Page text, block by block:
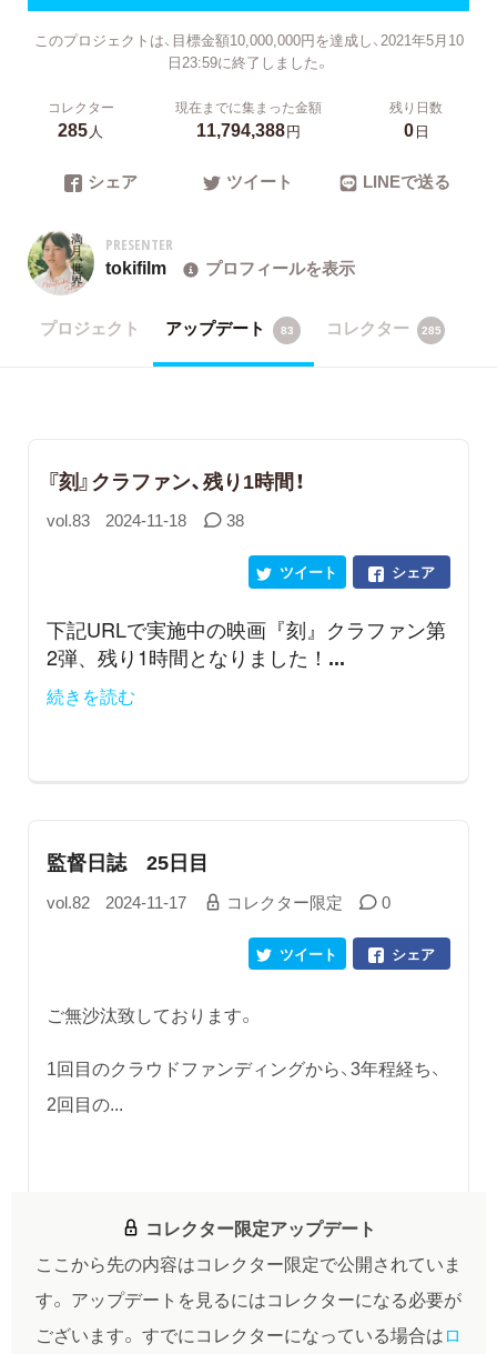
このプロジェクトは、目標金額10,000,000円を達成し、2021年5月10
日23:59に終了しました。
コレクター
285人
現在までに集まった金額
11,794,388円
残り日数
0日
シェア ツイート LINEで送る
PRESENTER
tokifilm プロフィールを表示
プロジェクト アップデート 83 コレクター 285
『刻』クラファン、残り1時間！
vol.83 2024-11-18 38
シェア
ツイート
下記URLで実施中の映画『刻』クラファン第
2弾、残り1時間となりました！ ...
続きを読む
監督日誌 25日目
vol.82 2024-11-17 コレクター限定 0
シェア
ツイート
ご無沙汰致しております。
1回目のクラウドファンディングから、3年程経ち、
2回目の...
コレクター限定アップデート
ここから先の内容はコレクター限定で公開されていま
す。 アップデートを見るにはコレクターになる必要が
ございます。 すでにコレクターになっている場合はロ